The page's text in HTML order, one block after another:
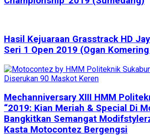
Hasil Kejuaraan Grasstrack HD
Seri 1 Open 2019 (Ogan
Mechanniversary XIII HMM
“2019: Kian Meriah & Special Di
Bangkitkan Semangat
Kasta Motocontez Bergengsi